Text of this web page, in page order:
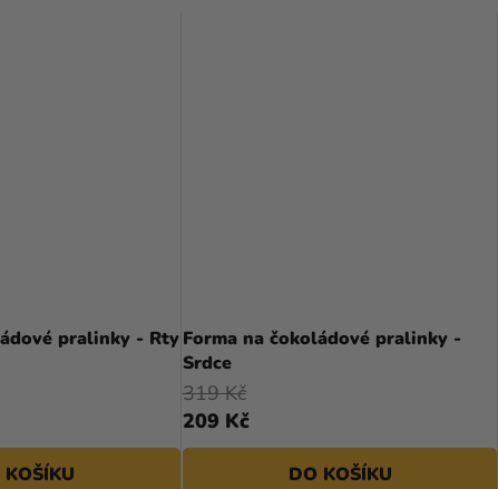
pralinky - RtyForma na čokoládové pralinky -
Srdce
209 Kč
319 Kč
DO KOŠÍKU